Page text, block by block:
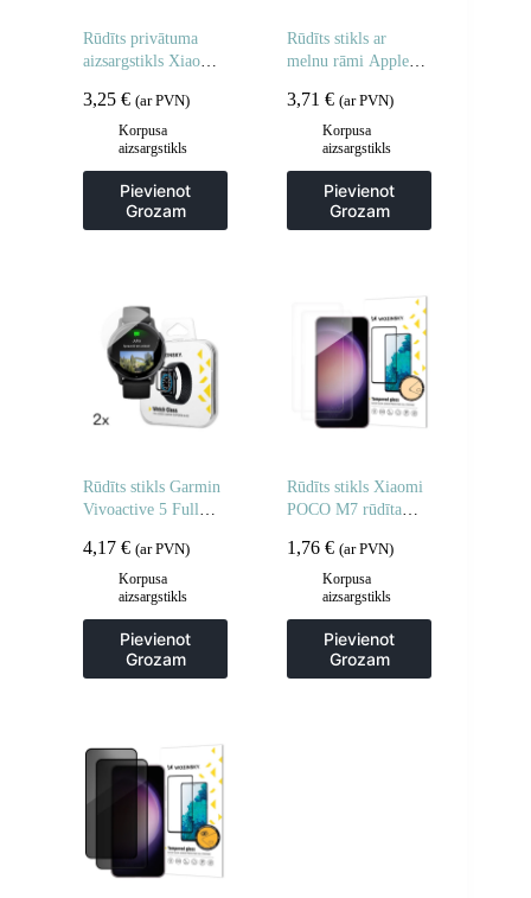
Rūdīts privātuma
aizsargstikls Xiaomi
Note 14 4G
privātuma
aizsardzībai – 2 gab.
3,25 € (ar PVN)
Korpusa
aizsargstikls
Pievienot
Grozam
Rūdīts stikls ar
melnu rāmi Apple
Glue – 2 gab.
3,71€ (ar PVN)
Korpusa
aizsargstikls
Pievienot
Grozam
Rūdīts stikls Garmin
Vivoactive 5 Full
gab.
4,17 € (ar PVN)
Korpusa
aizsargstikls
Pievienot
Grozam
Rūdīts stikls Xiaomi
POCO M7 rūdīta
2 gab.
1,76€ (ar PVN)
Korpusa
aizsargstikls
Pievienot
Grozam